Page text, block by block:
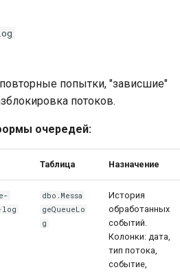
повторные попытки, "зависшие"
потоков.
очередей:
Таблица Назначение
log
dbo.Messa
geQueueLo
g
История
обработанных
событий.
Колонки: дата,
тип потока,
событие,